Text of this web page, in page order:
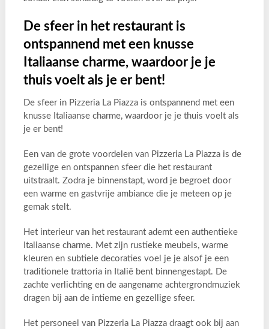
De sfeer in het restaurant is
ontspannend met een knusse
Italiaanse charme, waardoor je je
thuis voelt als je er bent!
De sfeer in Pizzeria La Piazza is ontspannend met een
knusse Italiaanse charme, waardoor je je thuis voelt als
je er bent!
Een van de grote voordelen van Pizzeria La Piazza is de
gezellige en ontspannen sfeer die het restaurant
uitstraalt. Zodra je binnenstapt, word je begroet door
een warme en gastvrije ambiance die je meteen op je
gemak stelt.
Het interieur van het restaurant ademt een authentieke
Italiaanse charme. Met zijn rustieke meubels, warme
kleuren en subtiele decoraties voel je je alsof je een
traditionele trattoria in Italië bent binnengestapt. De
zachte verlichting en de aangename achtergrondmuziek
dragen bij aan de intieme en gezellige sfeer.
Het personeel van Pizzeria La Piazza draagt ook bij aan